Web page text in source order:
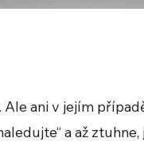
Ale ani v jejím
a až